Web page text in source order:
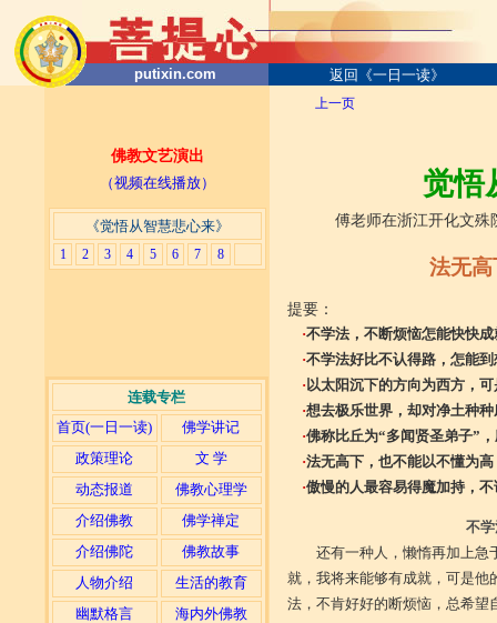
putixin.com 返回《一日一读》
佛教文艺演出
（视频在线播放）
连载专栏
首页(一日一读)
佛学讲记
政策理论
文 学
动态报道
佛教心理学
介绍佛教
佛学禅定
介绍佛陀
佛教故事
人物介绍
生活的教育
幽默格言
海内外佛教
上一页
觉悟
傅老师在浙江开化文殊
法无
提要：
·不学法，不断烦恼怎能快快成
·不学法好比不认得路，怎能
·以太阳沉下的方向为西方，
·想去极乐世界，却对净土种
·佛称比丘为“多闻贤圣弟子”
·法无高下，也不能以不懂为高
·傲慢的人最容易得魔加持，
不
还有一种人，懒惰再加上急
就，我将来能够有成就，可是他
法，不肯好好的断烦恼，总希望
《觉悟从智慧悲心来》
1 2 3 4 5 6 7 8